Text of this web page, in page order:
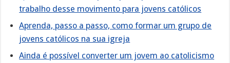
trabalho desse movimento para jovens católicos
Aprenda, passo a passo, como formar um grupo de
jovens católicos na sua igreja
Ainda é possível converter um jovem ao catolicismo